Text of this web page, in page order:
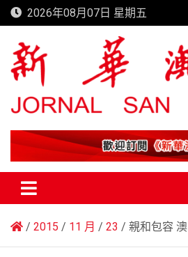
Skip
to
content
2026年08月07日 星期五
新華澳報
2015 11 月 23 親和包容